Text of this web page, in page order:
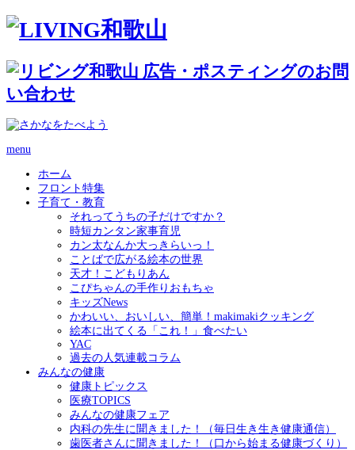
menu
ホーム
フロント特集
子育て・教育
それってうちの子だけですか？
時短カンタン家事育児
カン太なんか大っきらいっ！
ことばで広がる絵本の世界
天才！こどもりあん
こぴちゃんの手作りおもちゃ
キッズNews
かわいい、おいしい、簡単！makimakiクッキング
絵本に出てくる「これ！」食べたい
YAC
過去の人気連載コラム
みんなの健康
健康トピックス
医療TOPICS
みんなの健康フェア
内科の先生に聞きました！（毎日生き生き健康通信）
歯医者さんに聞きました！（口から始まる健康づくり）